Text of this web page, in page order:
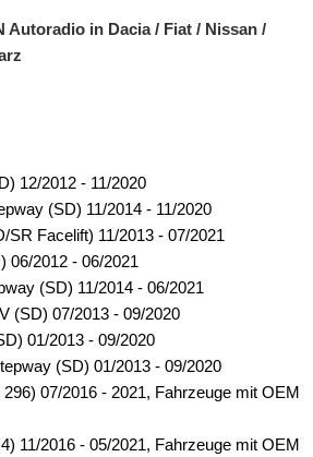
Autoradio in Dacia / Fiat / Nissan /
12/2012 - 11/2020
(SD) 11/2014 - 11/2020
SR Facelift) 11/2013 - 07/2021
06/2012 - 06/2021
(SD) 11/2014 - 06/2021
(SD) 07/2013 - 09/2020
01/2013 - 09/2020
(SD) 01/2013 - 09/2020
296) 07/2016 - 2021, Fahrzeuge mit OEM
11/2016 - 05/2021, Fahrzeuge mit OEM